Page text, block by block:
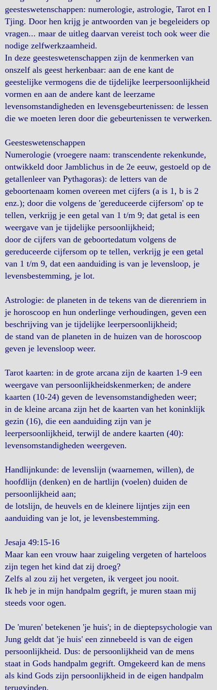
geesteswetenschappen: numerologie, astrologie, Tarot en I
Tjing. Door hen krijg je antwoorden van je begeleiders op
vragen... maar de uitleg daarvan vereist toch ook weer die
nodige zelfwerkzaamheid.
In deze geesteswetenschappen zijn de kenmerken van
onszelf als geest herkenbaar: aan de ene kant de
geestelijke vermogens die de tijdelijke leerpersoonlijkheid
vormen en aan de andere kant de leerzame
levensomstandigheden en levensgebeurtenissen: de lessen
die we moeten leren door die gebeurtenissen te verwerken.
Geesteswetenschappen
Numerologie (vroegere naam: transcendente rekenkunde,
ontwikkeld door Jamblichus in de 2e eeuw, gestoeld op de
getallenleer van Pythagoras): de letters van de
geboortenaam komen overeen met cijfers (a is 1, b is 2
enz.); door die volgens de 'gereduceerde cijfersom' op te
tellen, verkrijg je een getal van 1 t/m 9; dat getal is een
weergave van je tijdelijke persoonlijkheid;
door de cijfers van de geboortedatum volgens de
gereduceerde cijfersom op te tellen, verkrijg je een getal
van 1 t/m 9, dat een aanduiding is van je levensloop, je
levensbestemming, je lot.
Astrologie: de planeten in de tekens van de dierenriem in
je horoscoop en hun onderlinge verhoudingen, geven een
beschrijving van je tijdelijke leerpersoonlijkheid;
de stand van de planeten in de huizen van de horoscoop
geven je levensloop weer.
Tarot kaarten: in de grote arcana zijn de kaarten 1-9 een
weergave van persoonlijkheidskenmerken; de andere
kaarten (10-24) geven de levensomstandigheden weer;
in de kleine arcana zijn het de kaarten van het koninklijk
gezin (16), die een aanduiding zijn van je
leerpersoonlijkheid, terwijl de andere kaarten (40):
levensomstandigheden weergeven.
Handlijnkunde: de levenslijn (waarnemen, willen), de
hoofdlijn (denken) en de hartlijn (voelen) duiden de
persoonlijkheid aan;
de lotslijn, de heuvels en de kleinere lijntjes zijn een
aanduiding van je lot, je levensbestemming.
Jesaja 49:15-16
Maar kan een vrouw haar zuigeling vergeten of harteloos
zijn tegen het kind dat zij droeg?
Zelfs al zou zij het vergeten, ik vergeet jou nooit.
Ik heb je in mijn handpalm gegrift, je muren staan mij
steeds voor ogen.
De 'muren' betekenen 'je huis'; in de dieptepsychologie van
Jung geldt dat 'je huis' een zinnebeeld is van de eigen
persoonlijkheid. Dus: de persoonlijkheid van de mens
staat in Gods handpalm gegrift. Omgekeerd kan de mens
als kind Gods zijn persoonlijkheid in de eigen handpalm
terugvinden.